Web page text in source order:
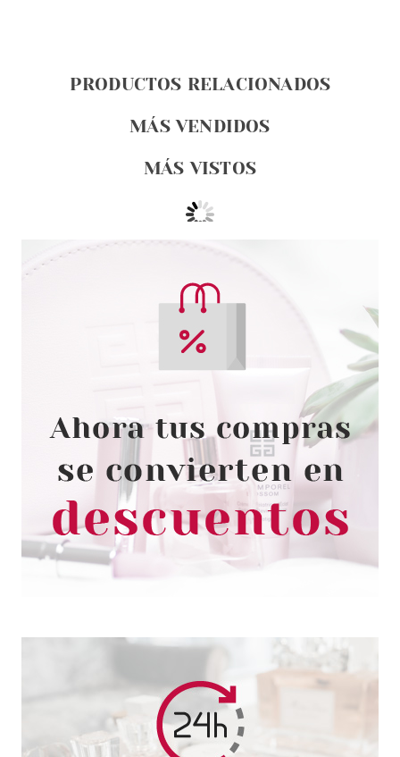
PRODUCTOS RELACIONADOS
MÁS VENDIDOS
MÁS VISTOS
CLARINS
CLARINS CALM-ESSENTIEL
BALSAMO REPARADOR 30 ML
Pvr 35.50€
-34%
desde
23.52€